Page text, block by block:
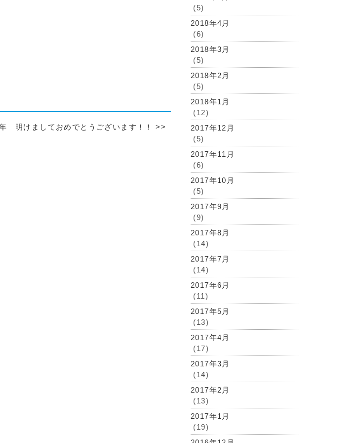
年 明けましておめでとうございます！！>>
(5)
2018年4月
(6)
2018年3月
(5)
2018年2月
(5)
2018年1月
(12)
2017年12月
(5)
2017年11月
(6)
2017年10月
(5)
2017年9月
(9)
2017年8月
(14)
2017年7月
(14)
2017年6月
(11)
2017年5月
(13)
2017年4月
(17)
2017年3月
(14)
2017年2月
(13)
2017年1月
(19)